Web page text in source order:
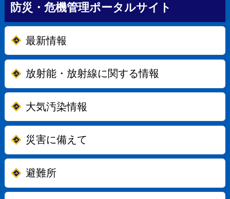
防災・危機管理ポータルサイト
最新情報
放射能・放射線に関する情報
大気汚染情報
災害に備えて
避難所